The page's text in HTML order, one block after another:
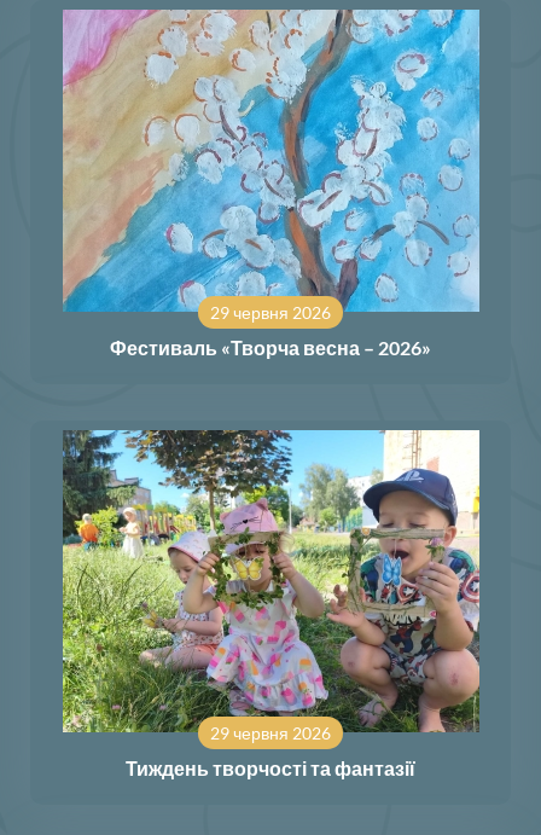
29 червня 2026
Фестиваль «Творча весна – 2026»
29 червня 2026
Тиждень творчості та фантазії